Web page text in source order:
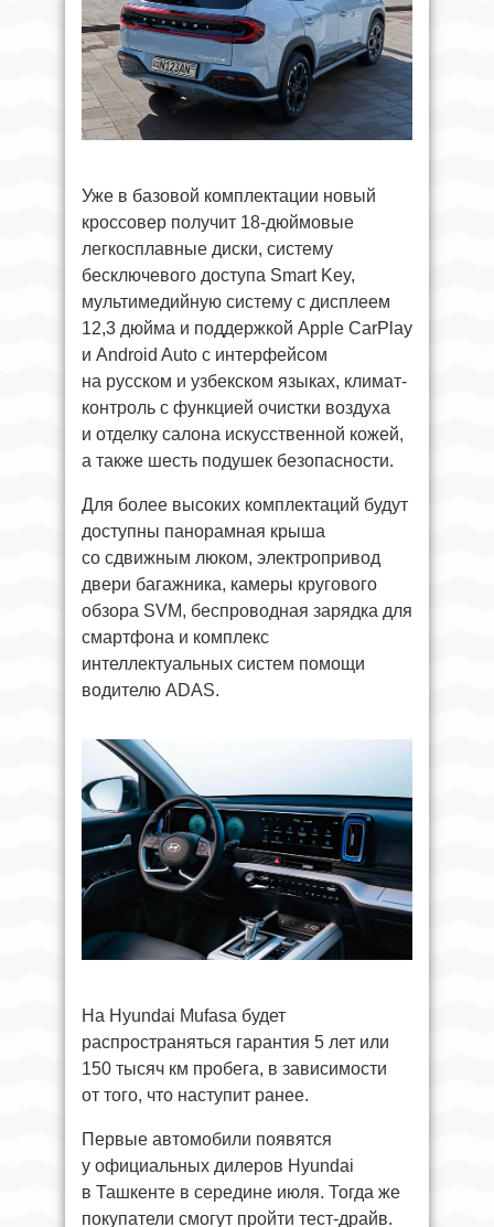
Уже в базовой комплектации новый
кроссовер получит 18-дюймовые
легкосплавные диски, систему
бесключевого доступа Smart Key,
мультимедийную систему с дисплеем
12,3 дюйма и поддержкой Apple CarPlay
и Android Auto с интерфейсом
на русском и узбекском языках, климат-
контроль с функцией очистки воздуха
и отделку салона искусственной кожей,
а также шесть подушек безопасности.
Для более высоких комплектаций будут
доступны панорамная крыша
со сдвижным люком, электропривод
двери багажника, камеры кругового
обзора SVM, беспроводная зарядка для
смартфона и комплекс
интеллектуальных систем помощи
водителю ADAS.
На Hyundai Mufasa будет
распространяться гарантия 5 лет или
150 тысяч км пробега, в зависимости
от того, что наступит ранее.
Первые автомобили появятся
у официальных дилеров Hyundai
в Ташкенте в середине июля. Тогда же
покупатели смогут пройти тест-драйв.